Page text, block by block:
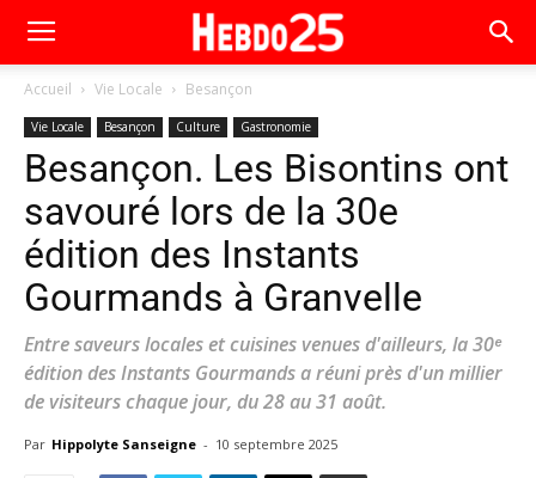
Accueil Vie Locale Besançon
Vie Locale Besançon Culture Gastronomie
Besançon. Les Bisontins ont
savouré lors de la 30e
édition des Instants
Gourmands à Granvelle
Entre saveurs locales et cuisines venues d'ailleurs, la 30ᵉ
édition des Instants Gourmands a réuni près d'un millier
de visiteurs chaque jour, du 28 au 31 août.
Par Hippolyte Sanseigne - 10 septembre 2025